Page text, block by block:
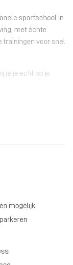
sportschool in
met échte
voor snel
je je echt op je
mogelijk